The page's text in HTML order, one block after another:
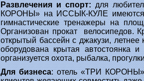
Развлечения и спорт: для
КОРОНЫ» на ИССЫК-КУЛЕ имеются
гимнастические тренажеры на
Организован прокат велосипедов.
открытый бассейн с джакузи,
оборудована крытая автостоянка
организуется охота, рыбалка,
Для бизнеса: отель «ТРИ КОРОНЫ»